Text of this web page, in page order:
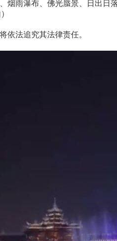
雨瀑布、佛光蜃景、日出日
依法追究其法律责任。